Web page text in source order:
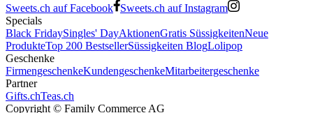
Sweets.ch auf Facebook
Sweets.ch auf Instagram
Specials
Black FridaySingles' DayAktionenGratis SüssigkeitenNeue
ProdukteTop 200 BestsellerSüssigkeiten BlogLolipop
Geschenke
FirmengeschenkeKundengeschenkeMitarbeitergeschenke
Partner
Gifts.chTeas.ch
Copyright © Family Commerce AG